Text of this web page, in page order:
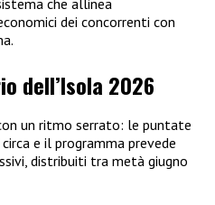
dei concorrenti con
dell’Isola 2026
un ritmo serrato: le puntate
e il programma prevede
distribuiti tra metà giugno